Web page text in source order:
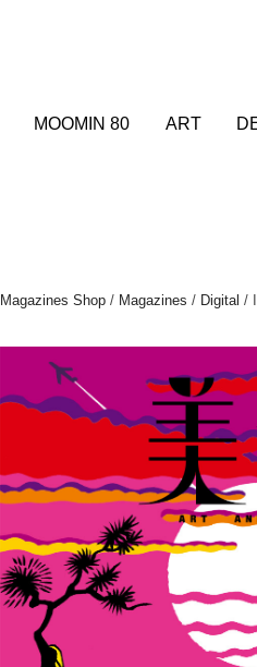
MOOMIN 80 ART
Magazines Shop / Magazines / Digital /